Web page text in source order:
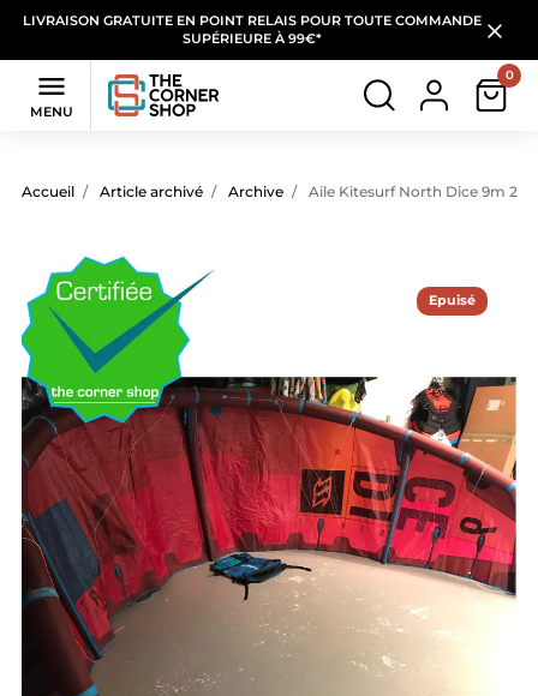
LIVRAISON GRATUITE EN POINT RELAIS POUR TOUTE COMMANDE
SUPÉRIEURE À 99€*

MENU
0
Accueil Article archivé Archive Aile Kitesurf North Dice 9m
Epuisé